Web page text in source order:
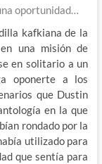
oportunidad…
kafkiana de la
una misión de
en solitario a un
oponerte a los
que Dustin
en la que
rondado por la
utilizado para
que sentía para